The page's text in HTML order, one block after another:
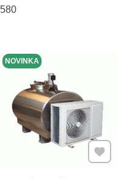
580
NOVINKA
Přidat k